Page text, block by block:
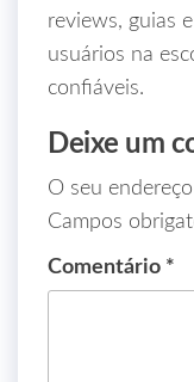
reviews, guias
usuários na
confiáveis.
Deixe um
O seu
Campos
Comentário *